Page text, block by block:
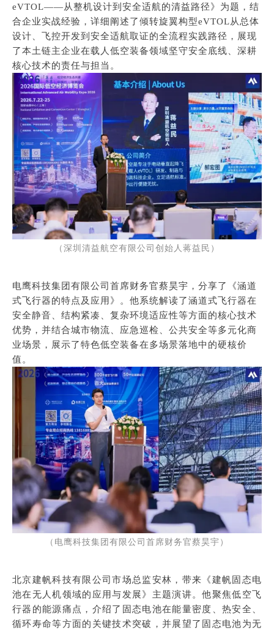
eVTOL——从整机设计到安全适航的清益路径》为题，结
合企业实战经验，详细阐述了倾转旋翼构型eVTOL从总体
设计、飞控开发到安全适航取证的全流程实践路径，展现
了本土链主企业在载人低空装备领域坚守安全底线、深耕
核心技术的责任与担当。
（深圳清益航空有限公司创始人蒋益民）
电鹰科技集团有限公司首席财务官蔡昊宇，分享了《涵道
式飞行器的特点及应用》。他系统解读了涵道式飞行器在
安全静音、结构紧凑、复杂环境适应性等方面的核心技术
优势，并结合城市物流、应急巡检、公共安全等多元化商
业场景，展示了特色低空装备在多场景落地中的硬核价
值。
（电鹰科技集团有限公司首席财务官蔡昊宇）
北京建帆科技有限公司市场总监安林，带来《建帆固态电
池在无人机领域的应用与发展》主题演讲。他聚焦低空飞
行器的能源痛点，介绍了固态电池在能量密度、热安全、
循环寿命等方面的关键技术突破，并展望了固态电池为无